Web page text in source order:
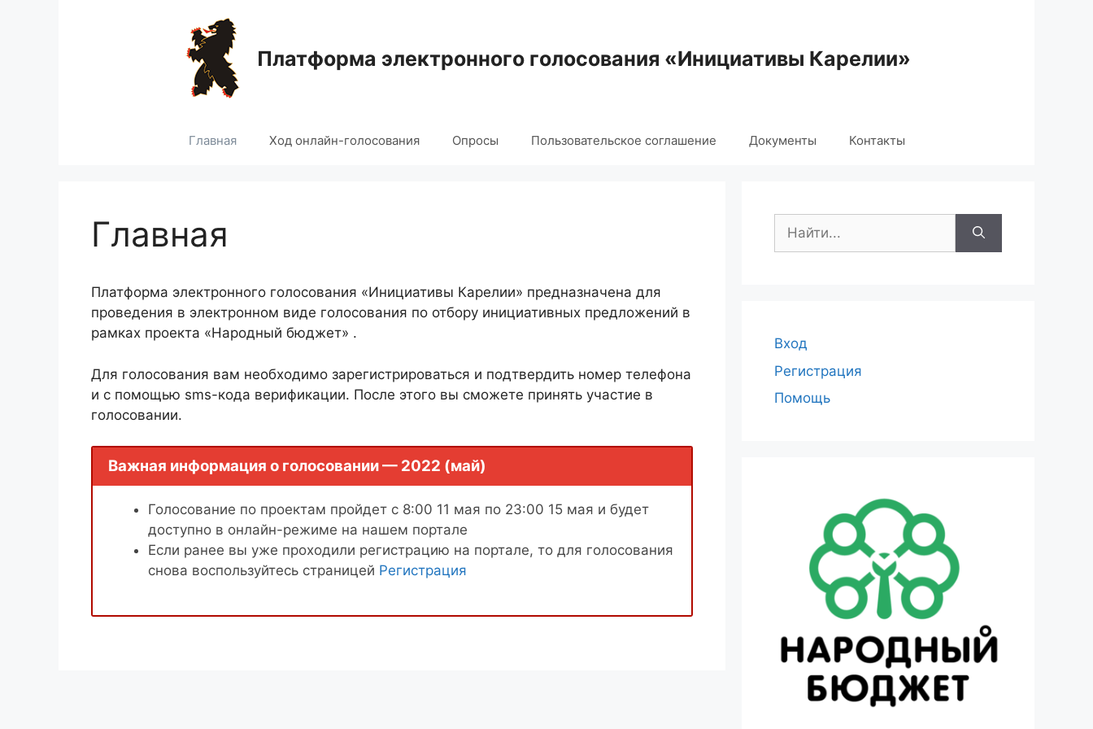
Платформа электронного голосования «Инициативы Карелии»
Главная Ход онлайн-голосования Опросы Пользовательское соглашение Документы Контакты
Главная
Платформа электронного голосования «Инициативы Карелии» предназначена для
проведения в электронном виде голосования по отбору инициативных предложений в
рамках проекта «Народный бюджет» .
Для голосования вам необходимо зарегистрироваться и подтвердить номер телефона
и с помощью sms-кода верификации. После этого вы сможете принять участие в
голосовании.
Важная информация о голосовании — 2022 (май)
Голосование по проектам пройдет с 8:00 11 мая по 23:00 15 мая и будет
доступно в онлайн-режиме на нашем портале
Если ранее вы уже проходили регистрацию на портале, то для голосования
снова воспользуйтесь страницей Регистрация
Поиск:
Вход
Регистрация
Помощь